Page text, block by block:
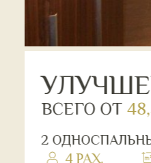
ВСЕГО ОТ
2
4 PAX.